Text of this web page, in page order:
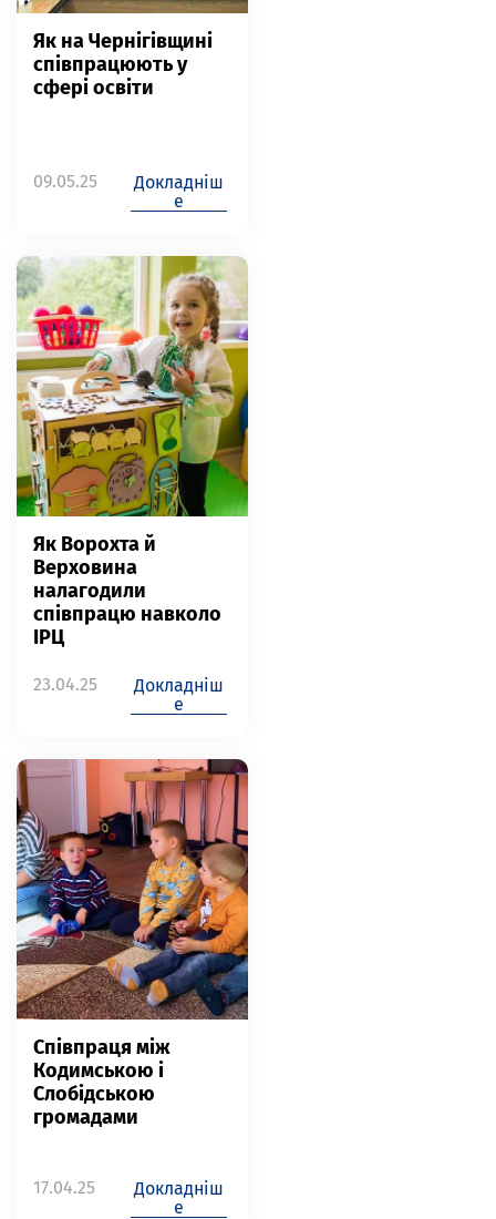
Як на Чернігівщині
співпрацюють у
сфері освіти
09.05.25
Докладніш
е
Як Ворохта й
Верховина
налагодили
співпрацю навколо
ІРЦ
23.04.25
Докладніш
е
Співпраця між
Кодимською і
Слобідською
громадами
17.04.25
Докладніш
е